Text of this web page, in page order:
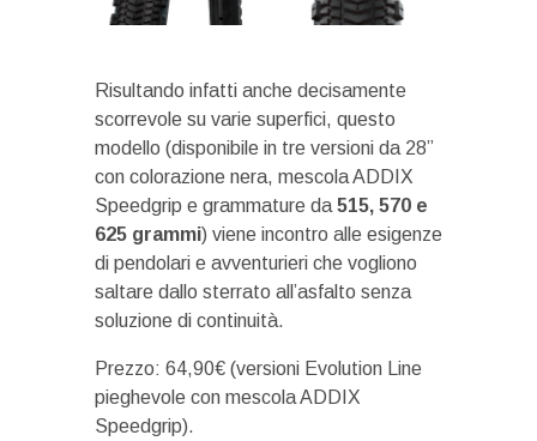
Risultando infatti anche decisamente
scorrevole su varie superfici, questo
modello (disponibile in tre versioni da 28”
con colorazione nera, mescola ADDIX
Speedgrip e grammature da 515, 570 e
625 grammi) viene incontro alle esigenze
di pendolari e avventurieri che vogliono
saltare dallo sterrato all’asfalto senza
soluzione di continuità.
Prezzo: 64,90€ (versioni Evolution Line
pieghevole con mescola ADDIX
Speedgrip).